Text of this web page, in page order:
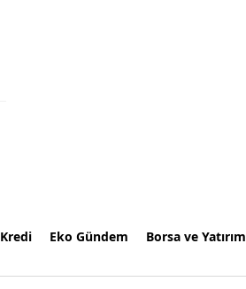
Kredi Eko Gündem Borsa ve Yatırım